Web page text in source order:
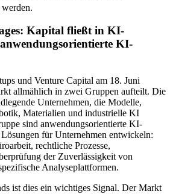
Kapital fließt in KI-
KI-
und Venture Capital am 18. Juni
allmählich in zwei Gruppen aufteilt. Die
Unternehmen, die Modelle,
Materialien und industrielle KI
sind anwendungsorientierte KI-
für Unternehmen entwickeln:
rechtliche Prozesse,
der Zuverlässigkeit von
Analyseplattformen.
ist dies ein wichtiges Signal. Der Markt